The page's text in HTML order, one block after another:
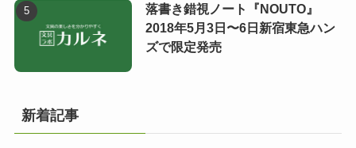
落書き錯視ノート『NOUTO』
2018年5月3日〜6日新宿東急ハン
ズで限定発売
新着記事